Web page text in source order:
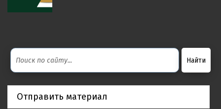
Отправить материал